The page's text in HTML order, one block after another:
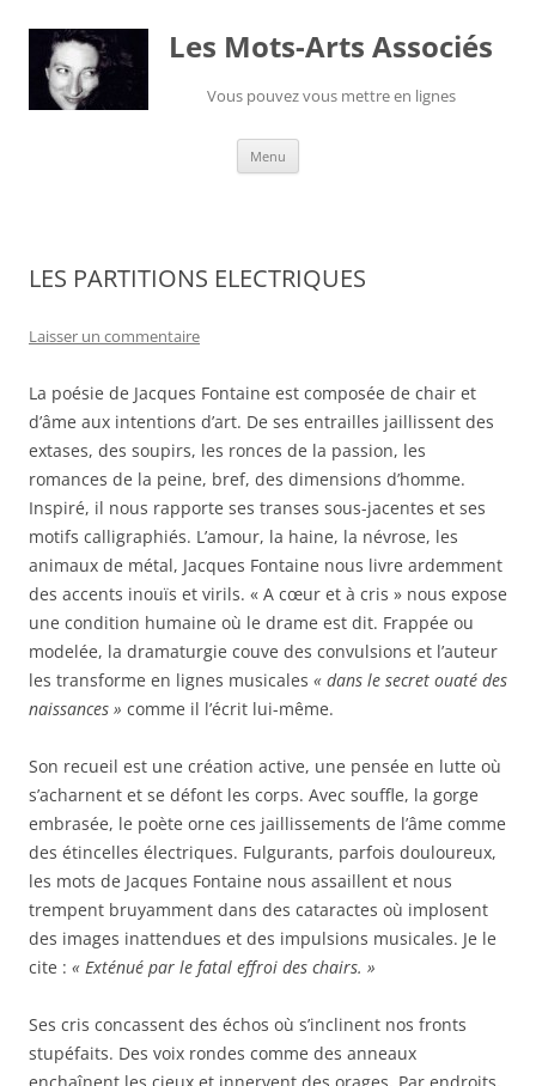
Les Mots-Arts Associés
Vous pouvez vous mettre en lignes
Menu
LES PARTITIONS ELECTRIQUES
Laisser un commentaire
La poésie de Jacques Fontaine est composée de chair et
d’âme aux intentions d’art. De ses entrailles jaillissent des
extases, des soupirs, les ronces de la passion, les
romances de la peine, bref, des dimensions d’homme.
Inspiré, il nous rapporte ses transes sous-jacentes et ses
motifs calligraphiés. L’amour, la haine, la névrose, les
animaux de métal, Jacques Fontaine nous livre ardemment
des accents inouïs et virils. « A cœur et à cris » nous expose
une condition humaine où le drame est dit. Frappée ou
modelée, la dramaturgie couve des convulsions et l’auteur
les transforme en lignes musicales « dans le secret ouaté des
naissances » comme il l’écrit lui-même.
Son recueil est une création active, une pensée en lutte où
s’acharnent et se défont les corps. Avec souffle, la gorge
embrasée, le poète orne ces jaillissements de l’âme comme
des étincelles électriques. Fulgurants, parfois douloureux,
les mots de Jacques Fontaine nous assaillent et nous
trempent bruyamment dans des cataractes où implosent
des images inattendues et des impulsions musicales. Je le
cite : « Exténué par le fatal effroi des chairs. »
Ses cris concassent des échos où s’inclinent nos fronts
stupéfaits. Des voix rondes comme des anneaux